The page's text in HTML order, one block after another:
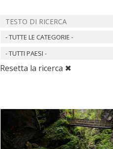
- TUTTE LE CATEGORIE -
- TUTTI PAESI -
Resetta la ricerca ✖